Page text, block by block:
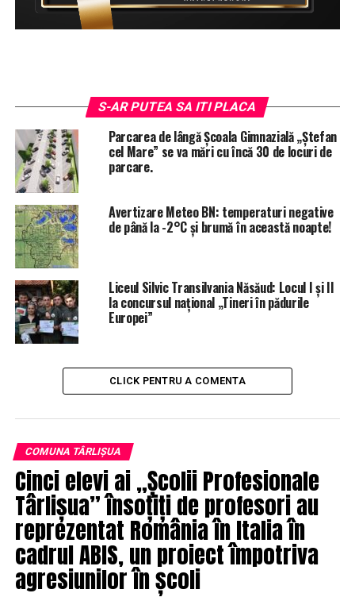
< >
ALTE ȘTIRI
La Spitalul Județean de Urgență Bistrița au fost aduse
NU PIERDE ACESTE ȘTIRI
(Poezie)„Zi de iarnă”: Fulgi de omăt cernuți din cer/ de
cu zori prăvăliți neîncetat…
Redacția Ziardetibles.ro
S-AR PUTEA SA ITI PLACA
Parcarea de lângă Școala Gimnazială „Ștefan
cel Mare” se va mări cu încă 30 de locuri de
parcare.
Avertizare Meteo BN: temperaturi negative
de până la -2°C și brumă în această noapte!
Liceul Silvic Transilvania Năsăud: Locul I și II
la concursul național „Tineri în pădurile
Europei”
CLICK PENTRU A COMENTA
COMUNA TÂRLIȘUA
Cinci elevi ai „Școlii Profesionale
Târlișua” însoțiți de profesori au
reprezentat România în Italia în
cadrul ABIS, un proiect împotriva
agresiunilor în școli